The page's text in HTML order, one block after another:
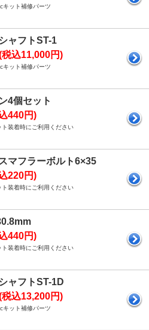
キット補修パーツ
ャフトST-1
込11,000円)
キット補修パーツ
4個セット
440円)
ト装着時にご利用ください
マフラーボルト6×35
220円)
ト装着時にご利用ください
440円)
ト装着時にご利用ください
ャフトST-1D
込13,200円)
キット補修パーツ